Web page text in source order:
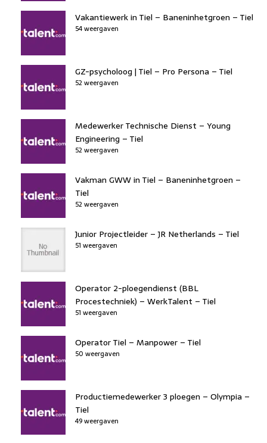
Vakantiewerk in Tiel – Baneninhetgroen – Tiel
54 weergaven
GZ-psycholoog | Tiel – Pro Persona – Tiel
52 weergaven
Medewerker Technische Dienst – Young
Engineering – Tiel
52 weergaven
Vakman GWW in Tiel – Baneninhetgroen –
Tiel
52 weergaven
Junior Projectleider – JR Netherlands – Tiel
51 weergaven
Operator 2-ploegendienst (BBL
Procestechniek) – WerkTalent – Tiel
51 weergaven
Operator Tiel – Manpower – Tiel
50 weergaven
Productiemedewerker 3 ploegen – Olympia –
Tiel
49 weergaven